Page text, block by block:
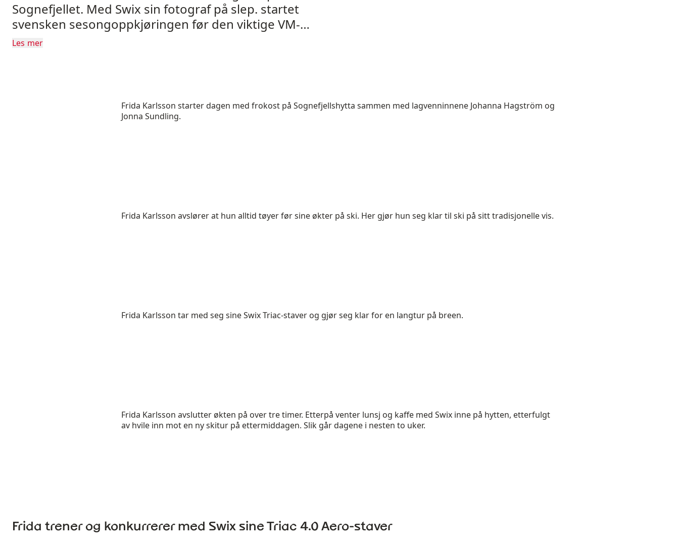
Sognefjellet. Med Swix sin fotograf på slep. startet
svensken sesongoppkjøringen før den viktige VM-
sesongen.
Les mer
Frida Karlsson starter dagen med frokost på Sognefjellshytta sammen med lagvenninnene Johanna Hagström og
Jonna Sundling.
Frida Karlsson avslører at hun alltid tøyer før sine økter på ski. Her gjør hun seg klar til ski på sitt tradisjonelle vis.
Frida Karlsson tar med seg sine Swix Triac-staver og gjør seg klar for en langtur på breen.
Frida Karlsson avslutter økten på over tre timer. Etterpå venter lunsj og kaffe med Swix inne på hytten, etterfulgt
av hvile inn mot en ny skitur på ettermiddagen. Slik går dagene i nesten to uker.
Frida trener og konkurrerer med Swix sine Triac 4.0 Aero-staver